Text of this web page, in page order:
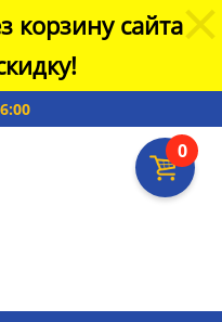
корзину сайта
0